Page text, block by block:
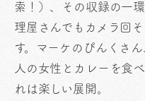
索！）、その収録の一
理屋さんでもカメラ回
す。マーケのぴんくさ
人の女性とカレーを食
れは楽しい展開。